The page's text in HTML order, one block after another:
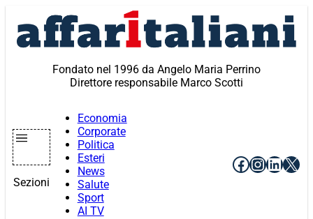
contenuto
Fondato nel 1996 da Angelo Maria Perrino
Direttore responsabile Marco Scotti
Sezioni
Economia
Corporate
Politica
Esteri
News
Salute
Sport
AI TV
Facebook
X